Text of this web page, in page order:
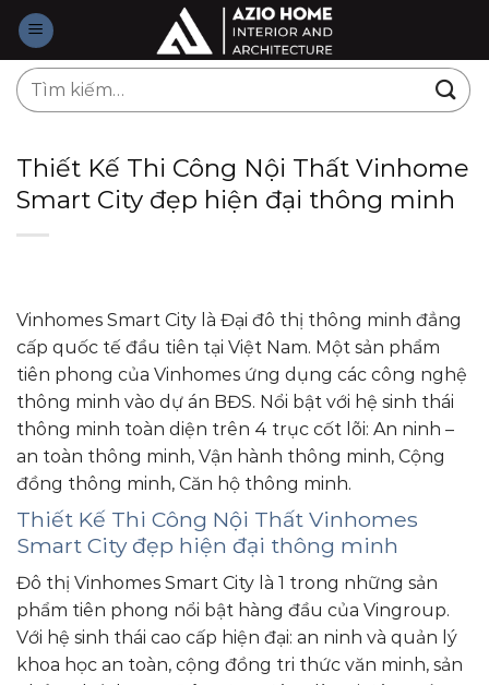
Skip
content
Tìm
kiếm:
Thiết Kế Thi Công Nội Thất Vinhome
Smart City đẹp hiện đại thông minh
Vinhomes Smart City là Đại đô thị thông minh đẳng
cấp quốc tế đầu tiên tại Việt Nam. Một sản phẩm
tiên phong của Vinhomes ứng dụng các công nghệ
thông minh vào dự án BĐS. Nổi bật với hệ sinh thái
thông minh toàn diện trên 4 trục cốt lõi: An ninh –
an toàn thông minh, Vận hành thông minh, Cộng
đồng thông minh, Căn hộ thông minh.
Thiết Kế Thi Công Nội Thất Vinhomes
Smart City đẹp hiện đại thông minh
Đô thị Vinhomes Smart City là 1 trong những sản
phẩm tiên phong nổi bật hàng đầu của Vingroup.
Với hệ sinh thái cao cấp hiện đại: an ninh và quản lý
khoa học an toàn, cộng đồng tri thức văn minh, sản